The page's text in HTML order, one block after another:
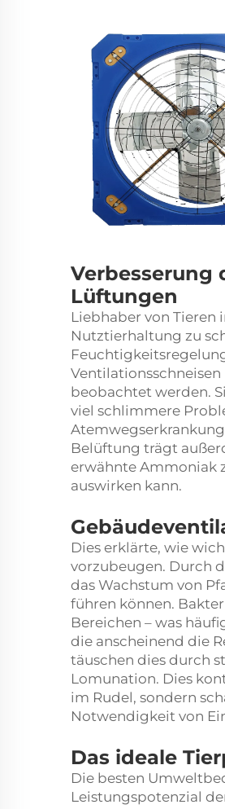
Verbesserung
Lüftungen
Liebhaber von Tieren
Nutztierhaltung zu
beobachtet werden.
viel schlimmere
Belüftung trägt
erwähnte Ammoniak
auswirken kann.
Dies erklärte, wie
vorzubeugen. Durch
das Wachstum von
führen können.
Bereichen – was
die anscheinend die
täuschen dies durch
Lomunation. Dies
im Rudel, sondern
Notwendigkeit von
Das ideale
Die besten
Leistungspotenzial